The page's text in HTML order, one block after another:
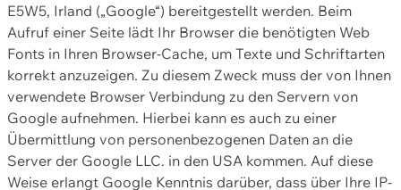
E5W5, Irland („Google“) bereitgestellt werden. Beim
Aufruf einer Seite lädt Ihr Browser die benötigten Web
Fonts in Ihren Browser-Cache, um Texte und Schriftarten
korrekt anzuzeigen. Zu diesem Zweck muss der von Ihnen
verwendete Browser Verbindung zu den Servern von
Google aufnehmen. Hierbei kann es auch zu einer
Übermittlung von personenbezogenen Daten an die
Server der Google LLC. in den USA kommen. Auf diese
Weise erlangt Google Kenntnis darüber, dass über Ihre IP-